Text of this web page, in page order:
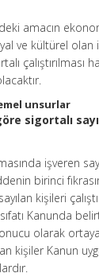
amacın
ve kültürel
çalıştırılması
unsurlar
sigortalı
işveren
birinci
kişileri
Kanunda
olarak
kişiler Kanun